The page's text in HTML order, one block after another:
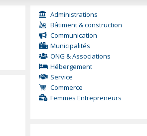
Administrations
Bâtiment & construction
Communication
Municipalités
ONG & Associations
Hébergement
Service
Commerce
Femmes Entrepreneurs